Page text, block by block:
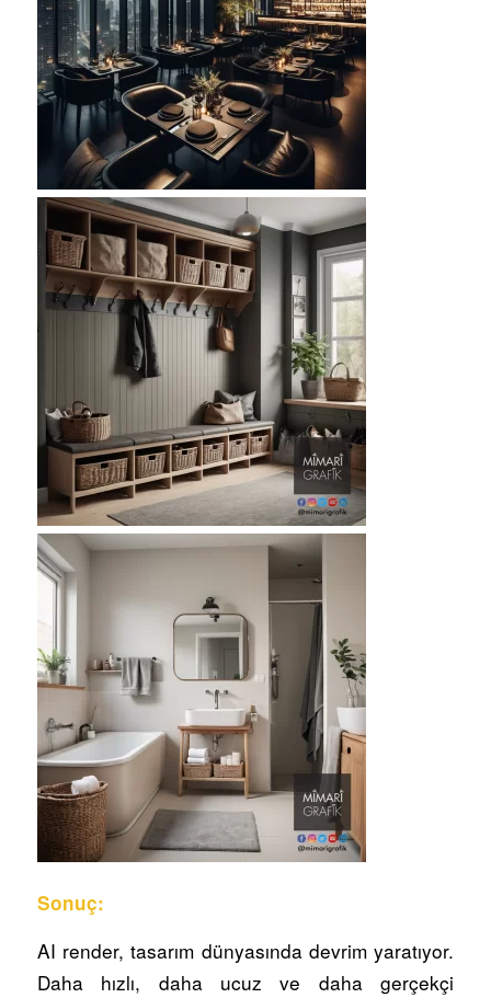
Sonuç:
AI render, tasarım dünyasında devrim yaratıyor.
Daha hızlı, daha ucuz ve daha gerçekçi